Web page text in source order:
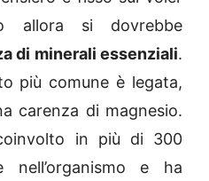
allora si dovrebbe
di minerali essenziali.
più comune è legata,
carenza di magnesio.
in più di 300
nell’organismo e ha